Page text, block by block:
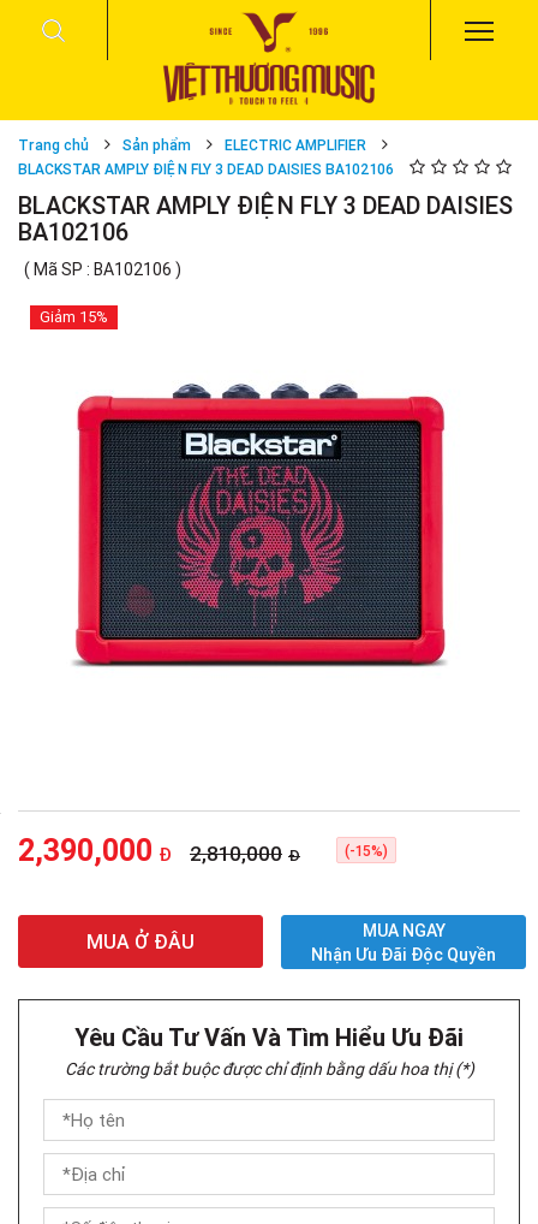
Trang chủ Sản phẩm
ELECTRIC AMPLIFIER
BLACKSTAR AMPLY ĐIỆN FLY 3 DEAD DAISIES BA102106
BLACKSTAR AMPLY ĐIỆN FLY 3 DEAD DAISIES
BA102106
( Mã SP : BA102106 )
Giảm 15%
2,390,000 Đ 2,810,000 Đ (-15%)
MUA Ở ĐÂU
MUA NGAY
Nhận Ưu Đãi Độc Quyền
Yêu Cầu Tư Vấn Và Tìm Hiểu Ưu Đãi
Các trường bắt buộc được chỉ định bằng dấu hoa thị (*)